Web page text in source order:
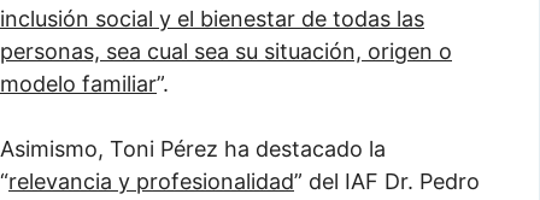
inclusión social y el bienestar de todas las
personas, sea cual sea su situación, origen o
modelo familiar”.
Asimismo, Toni Pérez ha destacado la
“relevancia y profesionalidad” del IAF Dr. Pedro